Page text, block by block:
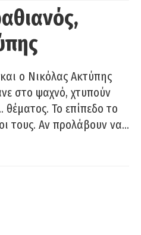
ο Νικόλας Ακτύπης
στο ψαχνό, χτυπούν
Το επίπεδο το
τους. Αν προλάβουν να…